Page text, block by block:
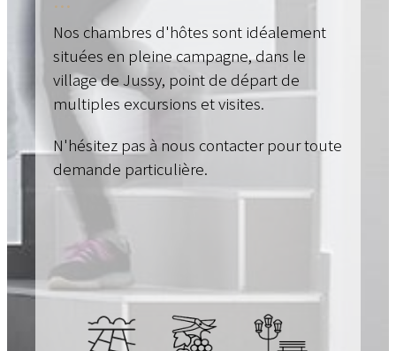
Nos chambres d'hôtes sont idéalement
situées en pleine campagne, dans le
village de Jussy, point de départ de
multiples excursions et visites.
N'hésitez pas à nous contacter pour toute
demande particulière.